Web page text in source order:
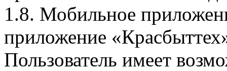
1.8. Мобильное
приложение
Пользователь имеет